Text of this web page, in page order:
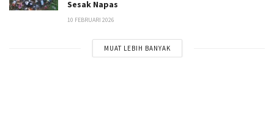
Sesak Napas
10 FEBRUARI 2026
MUAT LEBIH BANYAK